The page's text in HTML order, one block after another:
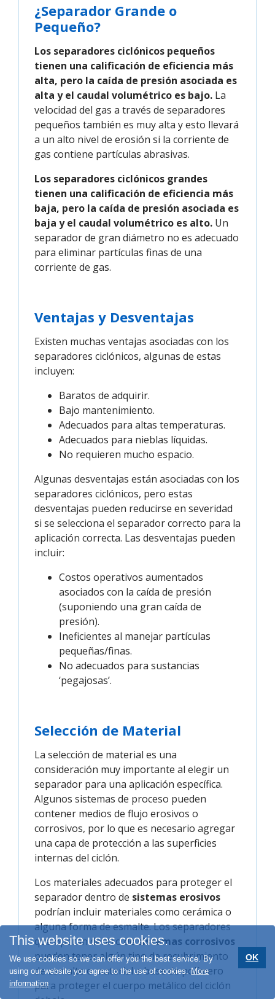
¿Separador Grande o
Pequeño?
Los separadores ciclónicos pequeños
tienen una calificación de eficiencia más
alta, pero la caída de presión asociada es
alta y el caudal volumétrico es bajo. La
velocidad del gas a través de separadores
pequeños también es muy alta y esto llevará
a un alto nivel de erosión si la corriente de
gas contiene partículas abrasivas.
Los separadores ciclónicos grandes
tienen una calificación de eficiencia más
baja, pero la caída de presión asociada es
baja y el caudal volumétrico es alto. Un
separador de gran diámetro no es adecuado
para eliminar partículas finas de una
corriente de gas.
Ventajas y Desventajas
Existen muchas ventajas asociadas con los
separadores ciclónicos, algunas de estas
incluyen:
Baratos de adquirir.
Bajo mantenimiento.
Adecuados para altas temperaturas.
Adecuados para nieblas líquidas.
No requieren mucho espacio.
Algunas desventajas están asociadas con los
separadores ciclónicos, pero estas
desventajas pueden reducirse en severidad
si se selecciona el separador correcto para la
aplicación correcta. Las desventajas pueden
incluir:
Costos operativos aumentados
asociados con la caída de presión
(suponiendo una gran caída de
presión).
Ineficientes al manejar partículas
pequeñas/finas.
No adecuados para sustancias
‘pegajosas’.
Selección de Material
La selección de material es una
consideración muy importante al elegir un
separador para una aplicación específica.
Algunos sistemas de proceso pueden
contener medios de flujo erosivos o
corrosivos, por lo que es necesario agregar
una capa de protección a las superficies
internas del ciclón.
Los materiales adecuados para proteger el
separador dentro de sistemas erosivos
podrían incluir materiales como cerámica o
alguna forma de esmalte. Los separadores
que operan dentro desistemas corrosivos
pueden tener algún tipo de recubrimiento
de esmalte o material a base de polímero
para proteger el cuerpo metálico del ciclón
This website uses cookies.
We use cookies so we can offer you the best service. By
using our website you agree to the use of cookies.More
information
OK